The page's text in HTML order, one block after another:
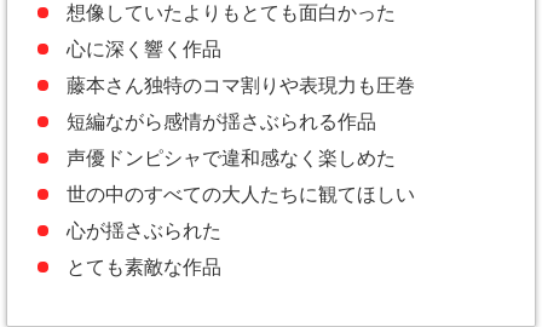
想像していたよりもとても面白かった
心に深く響く作品
藤本さん独特のコマ割りや表現力も圧巻
短編ながら感情が揺さぶられる作品
声優ドンピシャで違和感なく楽しめた
世の中のすべての大人たちに観てほしい
心が揺さぶられた
とても素敵な作品